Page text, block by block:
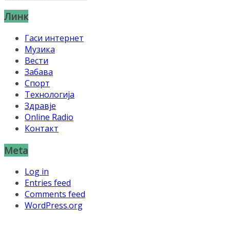
Линк
Гаси интернет
Музика
Вести
Забава
Спорт
Технологија
Здравје
Online Radio
Контакт
Meta
Log in
Entries feed
Comments feed
WordPress.org